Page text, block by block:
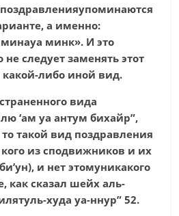
а именно:
минк». И это
не следует заменять этот
либо иной вид.
вида
‘ам уа антум бихайр”,
такой вид поздравления
из сподвижников и их
и нет этомуникакого
как сказал шейх аль-
худа уа-ннур” 52.